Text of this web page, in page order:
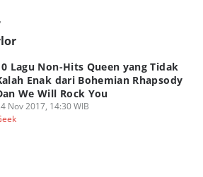
Lagu Non-Hits Queen yang Tidak
Enak dari Bohemian Rhapsody
We Will Rock You
Nov 2017, 14:30 WIB